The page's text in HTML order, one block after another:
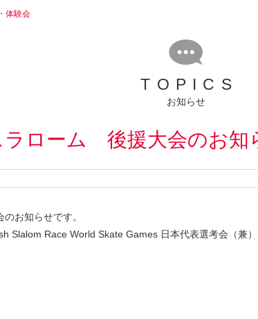
体験会
TOPICS
お知らせ
ラローム 後援大会のお
お知らせです。
Slalom Race World Skate Games 日本代表選考会（兼）